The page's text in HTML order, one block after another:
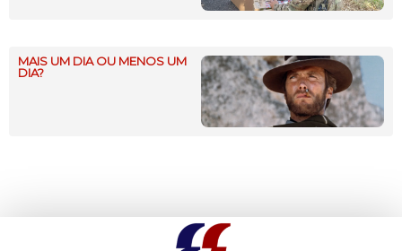
MAIS UM DIA OU MENOS UM
DIA?